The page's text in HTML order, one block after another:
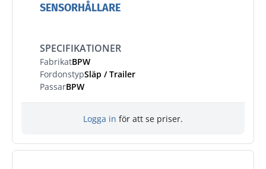
SENSORHÅLLARE
SPECIFIKATIONER
FabrikatBPW
FordonstypSläp / Trailer
PassarBPW
Logga in för att se priser.